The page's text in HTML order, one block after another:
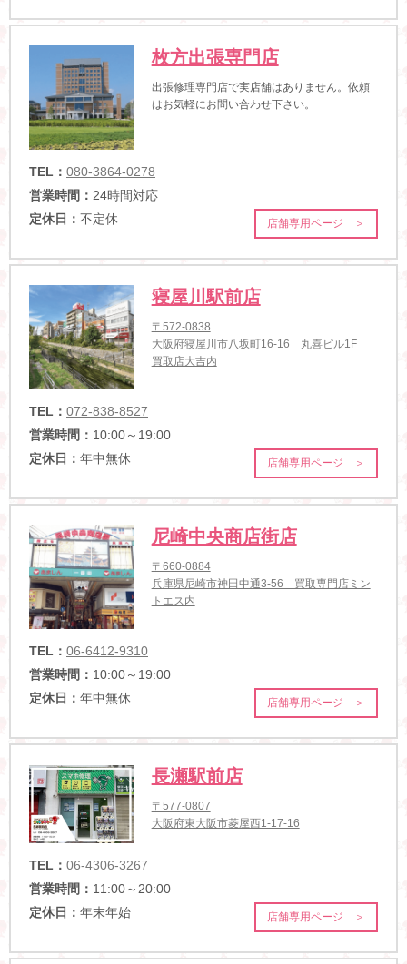
枚方出張専門店
出張修理専門店で実店舗はありません。依頼
はお気軽にお問い合わせ下さい。
TEL： 080-3864-0278
営業時間： 24時間対応
定休日： 不定休 店舗専用ページ ＞
寝屋川駅前店
〒572-0838
大阪府寝屋川市八坂町16-16 丸喜ビル1F
買取店大吉内
TEL： 072-838-8527
営業時間： 10:00～19:00
定休日： 年中無休 店舗専用ページ ＞
尼崎中央商店街店
〒660-0884
兵庫県尼崎市神田中通3-56 買取専門店ミン
トエス内
TEL： 06-6412-9310
営業時間： 10:00～19:00
定休日： 年中無休 店舗専用ページ ＞
長瀬駅前店
〒577-0807
大阪府東大阪市菱屋西1-17-16
TEL： 06-4306-3267
営業時間： 11:00～20:00
定休日： 年末年始 店舗専用ページ ＞